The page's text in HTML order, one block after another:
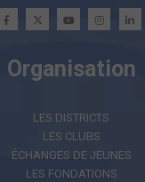
Organisation
LES DISTRICTS
LES CLUBS
ÉCHANGES DE JEUNES
LES FONDATIONS